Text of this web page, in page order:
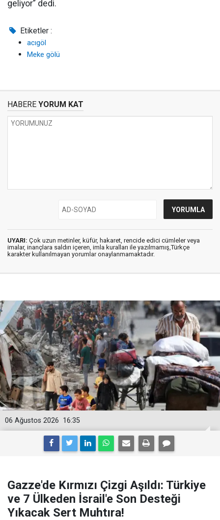
geliyor” dedi.
Etiketler :
acıgöl
Meke gölü
HABERE YORUM KAT
UYARI: Çok uzun metinler, küfür, hakaret, rencide edici cümleler veya
imalar, inançlara saldırı içeren, imla kuralları ile yazılmamış,Türkçe
karakter kullanılmayan yorumlar onaylanmamaktadır.
16:35
06 Ağustos 2026
Gazze'de Kırmızı Çizgi Aşıldı: Türkiye
ve 7 Ülkeden İsrail'e Son Desteği
Yıkacak Sert Muhtıra!